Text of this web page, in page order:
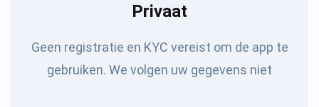
Privaat
Geen registratie en KYC vereist om de app te
gebruiken. We volgen uw gegevens niet